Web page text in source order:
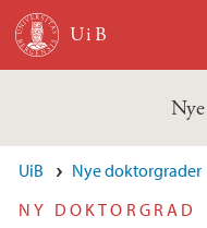
Hopp til hovedinnhold
UiB
Nye doktorgrader
NY DOKTORGRAD